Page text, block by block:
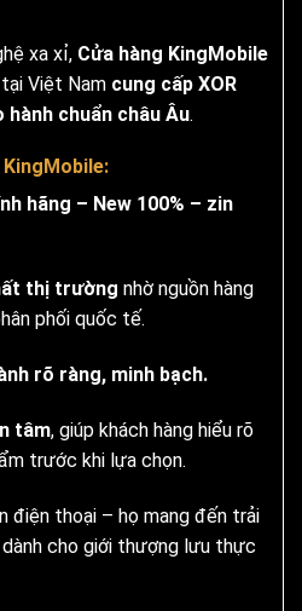
xa xỉ, Cửa hàng KingMobile
Việt Nam cung cấp XOR
hành chuẩn châu Âu.
hãng – New 100% – zin
thị trường nhờ nguồn hàng
phối quốc tế.
rõ ràng, minh bạch.
tâm, giúp khách hàng hiểu rõ
trước khi lựa chọn.
điện thoại – họ mang đến trải
cho giới thượng lưu thực